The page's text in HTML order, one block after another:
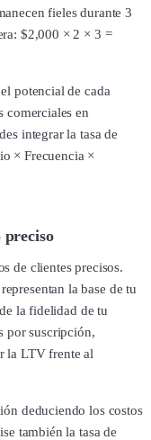
fieles durante 3
$2,000 × 2 × 3 =
potencial de cada
comerciales en
integrar la tasa de
× Frecuencia ×
preciso
de clientes precisos.
la base de tu
la fidelidad de tu
por suscripción,
la LTV frente al
deduciendo los costos
también la tasa de